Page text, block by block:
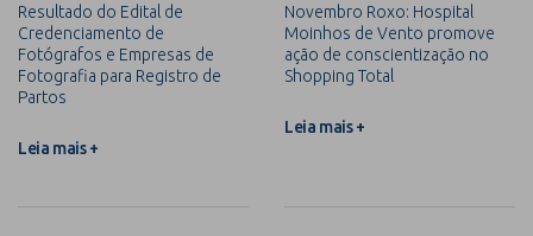
Resultado do Edital de
Credenciamento de
Fotógrafos e Empresas de
Fotografia para Registro de
Partos
Leia mais +
Novembro Roxo: Hospital
Moinhos de Vento promove
ação de conscientização no
Shopping Total
Leia mais +